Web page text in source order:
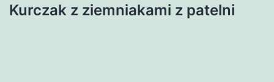
Kurczak z ziemniakami z patelni